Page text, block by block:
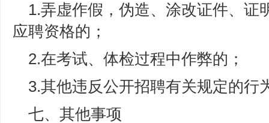
1.弄虚作假，伪造、涂改证件、证
应聘资格的；
2.在考试、体检过程中作弊的；
3.其他违反公开招聘有关规定的行
七、其他事项